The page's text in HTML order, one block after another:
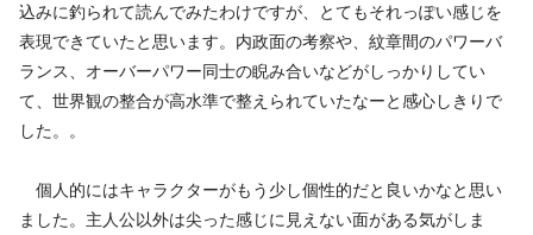
込みに釣られて読んでみたわけですが、とてもそれっぽい感じを
表現できていたと思います。内政面の考察や、紋章間のパワーバ
ランス、オーバーパワー同士の睨み合いなどがしっかりしてい
て、世界観の整合が高水準で整えられていたなーと感心しきりで
した。。
個人的にはキャラクターがもう少し個性的だと良いかなと思い
ました。主人公以外は尖った感じに見えない面がある気がしま